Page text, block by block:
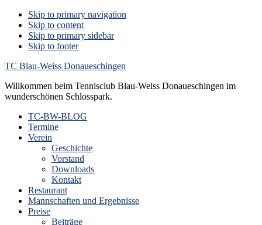
Skip to primary navigation
Skip to content
Skip to primary sidebar
Skip to footer
TC Blau-Weiss Donaueschingen
Willkommen beim Tennisclub Blau-Weiss Donaueschingen im
wunderschönen Schlosspark.
TC-BW-BLOG
Termine
Verein
Geschichte
Vorstand
Downloads
Kontakt
Restaurant
Mannschaften und Ergebnisse
Preise
Beiträge